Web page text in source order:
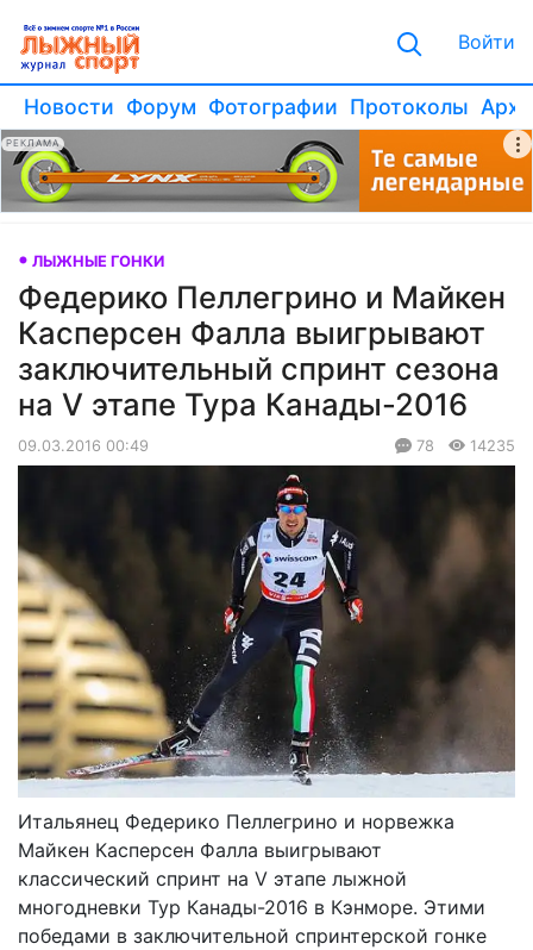
Войти
Новости Форум Фотографии Протоколы
РЕКЛАМА
ЛЫЖНЫЕ ГОНКИ
Федерико Пеллегрино и Майкен
Касперсен Фалла выигрывают
заключительный спринт сезона
на V этапе Тура Канады-2016
09.03.2016 00:49 78 14235
Итальянец Федерико Пеллегрино и норвежка
Майкен Касперсен Фалла выигрывают
классический спринт на V этапе лыжной
многодневки Тур Канады-2016 в Кэнморе. Этими
победами в заключительной спринтерской гонке